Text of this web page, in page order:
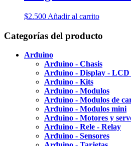
$2.500 Añadir al carrito
Categorías del producto
Arduino
Arduino - Chasis
Arduino - Display - LCD
Arduino - Kits
Arduino - Modulos
Arduino - Modulos de
Arduino - Modulos mini
Arduino - Motores y
Arduino - Rele - Relay
Arduino - Sensores